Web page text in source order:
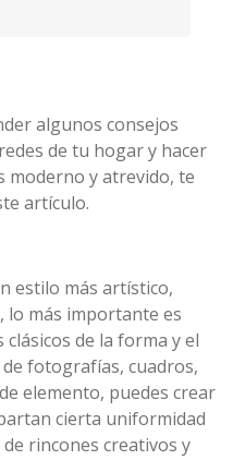
algunos consejos
de tu hogar y hacer
moderno y atrevido, te
artículo.
estilo más artístico,
lo más importante es
de la forma y el
fotografías, cuadros,
elemento, puedes crear
cierta uniformidad
rincones creativos y